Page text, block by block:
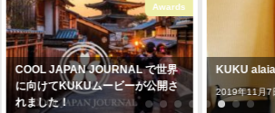
Interior
KUKU alaiawelcome board
2019年11月7日
徳島県
品（
2021年8